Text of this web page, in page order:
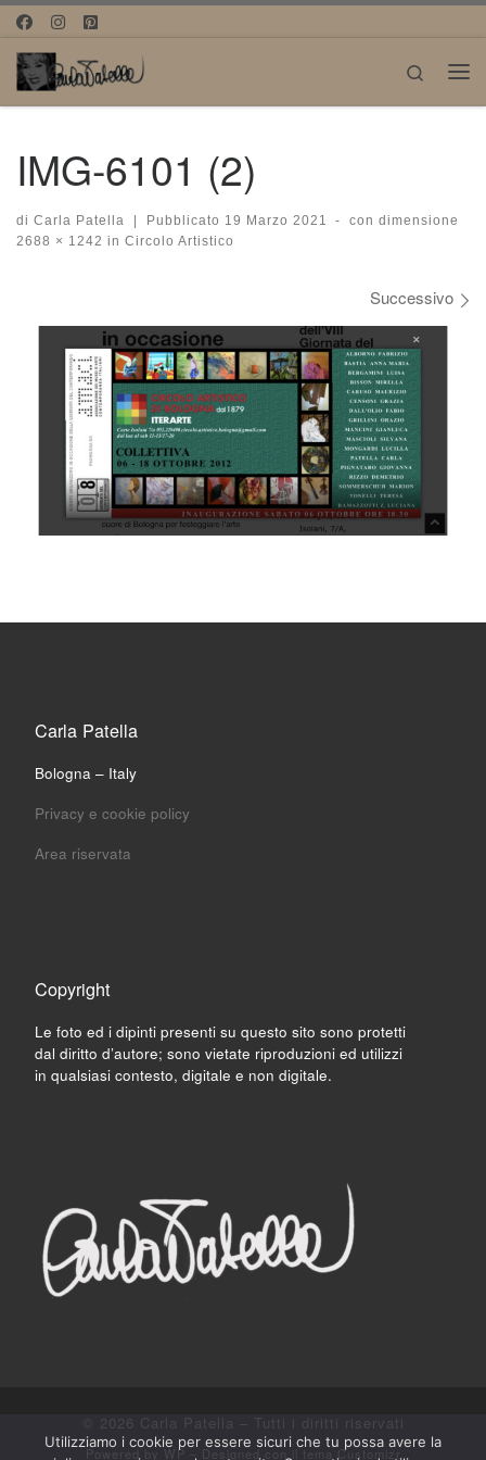
Passa al contenuto
Search
IMG-6101 (2)
di Carla Patella Pubblicato 19 Marzo 2021 -
con dimensione
2688 × 1242 in Circolo Artistico
Successivo
Carla Patella
Bologna – Italy
Privacy e cookie policy
Area riservata
Copyright
Le foto ed i dipinti presenti su questo sito sono protetti
dal diritto d’autore; sono vietate riproduzioni ed utilizzi
in qualsiasi contesto, digitale e non digitale.
© 2026 Carla Patella – Tutti i diritti riservati
Powered by WP – Designed con il tema Customizr
Utilizziamo i cookie per essere sicuri che tu possa avere la